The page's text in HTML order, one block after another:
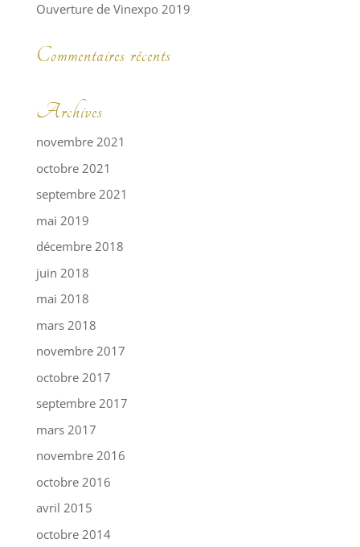
Ouverture de Vinexpo 2019
Commentaires récents
Archives
novembre 2021
octobre 2021
septembre 2021
mai 2019
décembre 2018
juin 2018
mai 2018
mars 2018
novembre 2017
octobre 2017
septembre 2017
mars 2017
novembre 2016
octobre 2016
avril 2015
octobre 2014